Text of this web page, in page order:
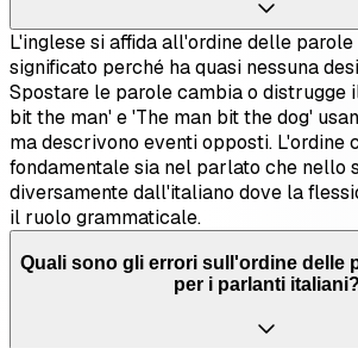
L'inglese si affida all'ordine delle
significato perché ha quasi nessuna
Spostare le parole cambia o distrugge
bit the man' e 'The man bit the dog'
ma descrivono eventi opposti. L'ordine
fondamentale sia nel parlato che nello
diversamente dall'italiano dove la
il ruolo grammaticale.
Quali sono gli errori sull'ordine delle
per i parlanti italiani?